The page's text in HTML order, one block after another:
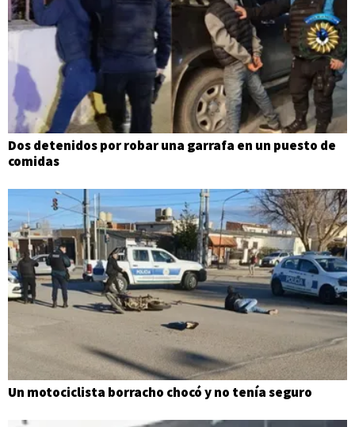
Dos detenidos por robar una garrafa en un puesto de
comidas
Un motociclista borracho chocó y no tenía seguro